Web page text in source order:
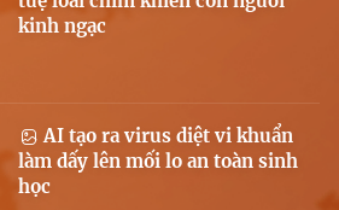
kinh ngạc
AI tạo ra virus diệt vi khuẩn
làm dấy lên mối lo an toàn sinh
học